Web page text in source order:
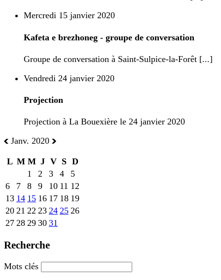
Mercredi 15 janvier 2020
Kafeta e brezhoneg - groupe de conversation
Groupe de conversation à Saint-Sulpice-la-Forêt [...]
Vendredi 24 janvier 2020
Projection
Projection à La Bouexière le 24 janvier 2020
Janv. 2020
L M M J V S D
1
2 3 4
5
6
7 8 9 10 11 12
13 14 15 16 17 18 19
20 21 22 23 24 25 26
27 28 29 30 31
Recherche
Mots clés